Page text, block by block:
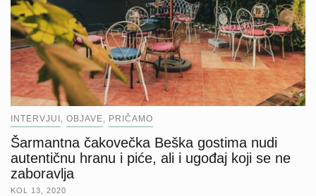
INTERVJUI OBJAVE PRIČAMO
Šarmantna čakovečka Beška gostima nudi
autentičnu hranu i piće, ali i ugođaj koji se ne
zaboravlja
KOL 13, 2020